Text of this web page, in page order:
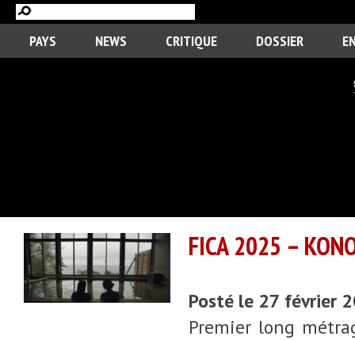
PAYS NEWS CRITIQUE DOSSIER
FICA 2025 –
Posté le 27 février
Premier long